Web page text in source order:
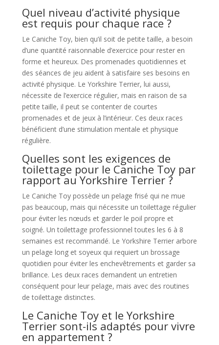
Quel niveau d’activité physique
est requis pour chaque race ?
Le Caniche Toy, bien qu’il soit de petite taille, a besoin
d’une quantité raisonnable d’exercice pour rester en
forme et heureux. Des promenades quotidiennes et
des séances de jeu aident à satisfaire ses besoins en
activité physique. Le Yorkshire Terrier, lui aussi,
nécessite de l’exercice régulier, mais en raison de sa
petite taille, il peut se contenter de courtes
promenades et de jeux à l’intérieur. Ces deux races
bénéficient d’une stimulation mentale et physique
régulière.
Quelles sont les exigences de
toilettage pour le Caniche Toy par
rapport au Yorkshire Terrier ?
Le Caniche Toy possède un pelage frisé qui ne mue
pas beaucoup, mais qui nécessite un toilettage régulier
pour éviter les nœuds et garder le poil propre et
soigné. Un toilettage professionnel toutes les 6 à 8
semaines est recommandé. Le Yorkshire Terrier arbore
un pelage long et soyeux qui requiert un brossage
quotidien pour éviter les enchevêtrements et garder sa
brillance. Les deux races demandent un entretien
conséquent pour leur pelage, mais avec des routines
de toilettage distinctes.
Le Caniche Toy et le Yorkshire
Terrier sont-ils adaptés pour vivre
en appartement ?